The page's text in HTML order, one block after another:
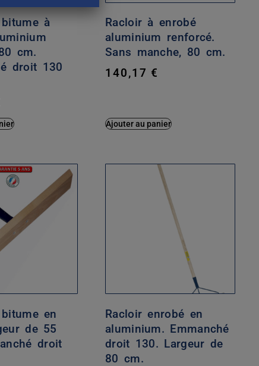
à
cm.
droit 130
Racloir à enrobé
aluminium renforcé.
Sans manche, 80 cm.
140,17 €
Ajouter au panier
en
de 55
droit
Racloir enrobé en
aluminium. Emmanché
droit 130. Largeur de
80 cm.